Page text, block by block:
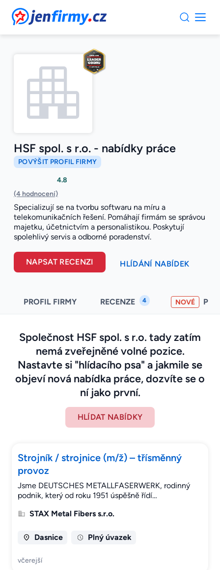
JenFirmy.cz
HSF spol. s r.o. - nabídky práce
POVÝŠIT PROFIL FIRMY
4.8
(4 hodnocení)
Specializují se na tvorbu softwaru na míru a
telekomunikačních řešení. Pomáhají firmám se správou
majetku, účetnictvím a personalistikou. Poskytují
spolehlivý servis a odborné poradenství.
NAPSAT RECENZI HLÍDÁNÍ NABÍDEK
PROFIL FIRMY RECENZE 4 NOVÉ
Společnost HSF spol. s r.o. tady zatím
nemá zveřejněné volné pozice.
Nastavte si "hlídacího psa" a jakmile se
objeví nová nabídka práce, dozvíte se o
ní jako první.
HLÍDAT NABÍDKY
Strojník / strojnice (m/ž) – třísměnný
provoz
Jsme DEUTSCHES METALLFASERWERK, rodinný
podnik, který od roku 1951 úspěšně řídí…
STAX Metal Fibers s.r.o.
Dasnice Plný úvazek
včerejší